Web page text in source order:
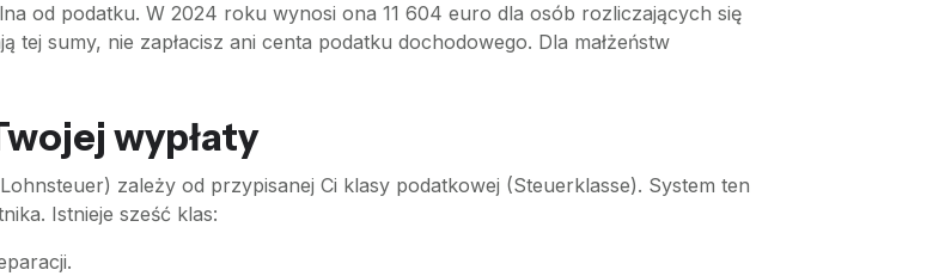
od podatku. W 2024 roku wynosi ona 11 604 euro dla osób rozliczających się
sumy, nie zapłacisz ani centa podatku dochodowego. Dla małżeństw
wypłaty
zależy od przypisanej Ci klasy podatkowej (Steuerklasse). System ten
Istnieje sześć klas: